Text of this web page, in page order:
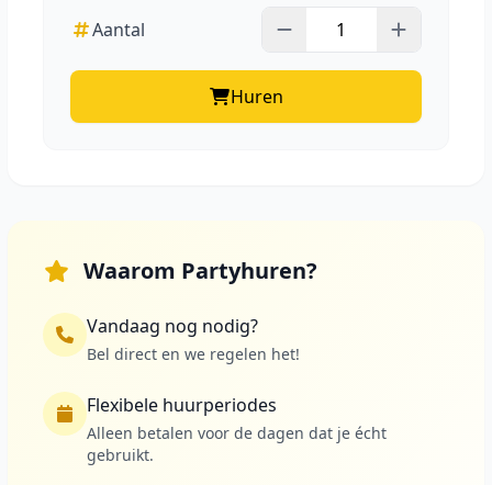
Aantal
Huren
Waarom Partyhuren?
Vandaag nog nodig?
Bel direct en we regelen het!
Flexibele huurperiodes
Alleen betalen voor de dagen dat je écht
gebruikt.